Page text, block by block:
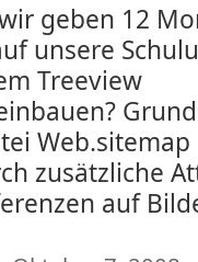
geben 12
unsere
Treeview
zusätzliche
auf